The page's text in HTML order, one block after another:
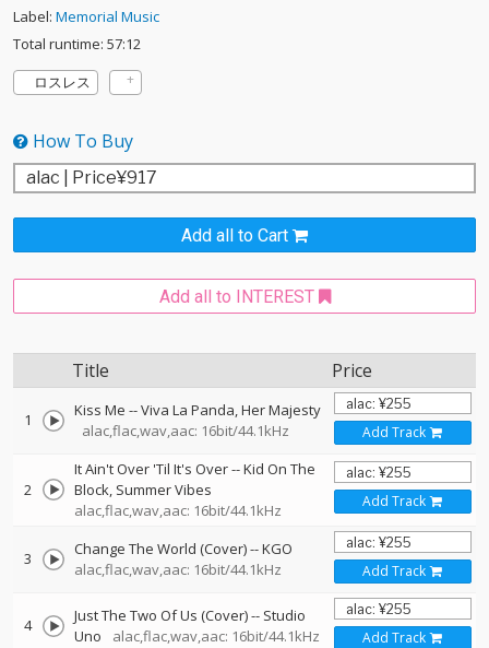
Label: Memorial Music
Total runtime: 57:12
ロスレス
How To Buy
Add all to Cart
Add all to INTEREST
Title Price
1 Kiss Me --Viva La Panda Her Majesty
alac,flac,wav,aac: 16bit/44.1kHz
Add Track
2
It Ain't Over 'Til It's Over--Kid On The
Block Summer Vibes
alac,flac,wav,aac: 16bit/44.1kHz
Add Track
3 Change The World (Cover)--KGO
alac,flac,wav,aac: 16bit/44.1kHz
Add Track
4 Just The Two Of Us (Cover)-- Studio
Uno
alac,flac,wav,aac: 16bit/44.1kHz Add Track